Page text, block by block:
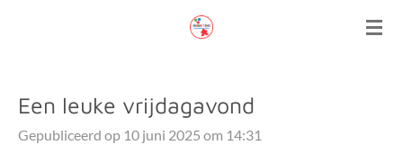
deEen leuke vrijdagavond
Gepubliceerd op 10 juni 2025 om 14:31